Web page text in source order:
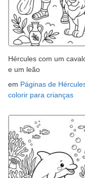
Hércules com um
e um leão
em Páginas de
colorir para crianças